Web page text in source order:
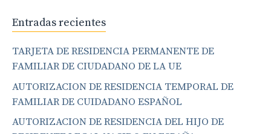
Entradas recientes
TARJETA DE RESIDENCIA PERMANENTE DE
FAMILIAR DE CIUDADANO DE LA UE
AUTORIZACION DE RESIDENCIA TEMPORAL DE
FAMILIAR DE CUIDADANO ESPAÑOL
AUTORIZACION DE RESIDENCIA DEL HIJO DE